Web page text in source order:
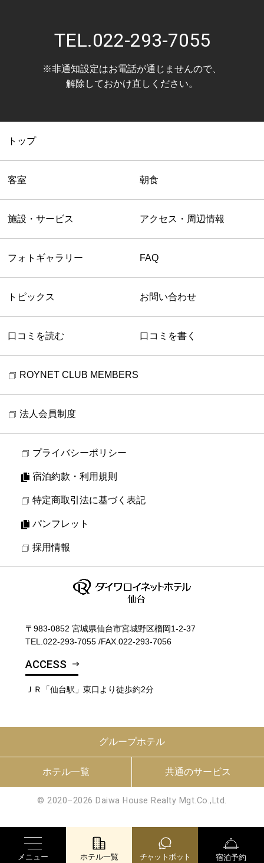
TEL.022-293-7055
※非通知設定はお電話が通じませんので、
解除しておかけ直しください。
トップ
客室 朝食
施設・サービス アクセス・周辺情報
フォトギャラリー FAQ
トピックス お問い合わせ
口コミを読む 口コミを書く
ROYNET CLUB MEMBERS
法人会員制度
プライバシーポリシー
宿泊約款・利用規則
特定商取引法に基づく表記
パンフレット
採用情報
〒983-0852 宮城県仙台市宮城野区榴岡1-2-37
TEL.022-293-7055 /FAX.022-293-7056
ACCESS
ＪＲ「仙台駅」東口より徒歩約2分
グループホテル
ホテル一覧 共通のサービス
© 2020–2026 Daiwa House Realty Mgt.Co.,Ltd.
メニュー ホテル一覧 チャットボット 宿泊予約